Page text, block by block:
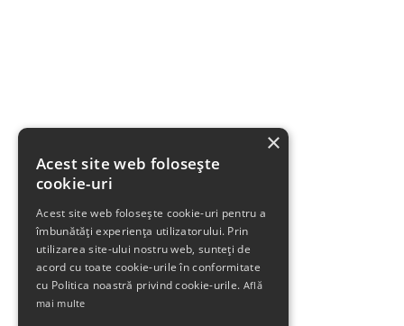
×
Acest site web folosește
cookie-uri
Acest site web folosește cookie-uri pentru a
îmbunătăți experiența utilizatorului. Prin
utilizarea site-ului nostru web, sunteți de
acord cu toate cookie-urile în conformitate
cu Politica noastră privind cookie-urile. Află
mai multe